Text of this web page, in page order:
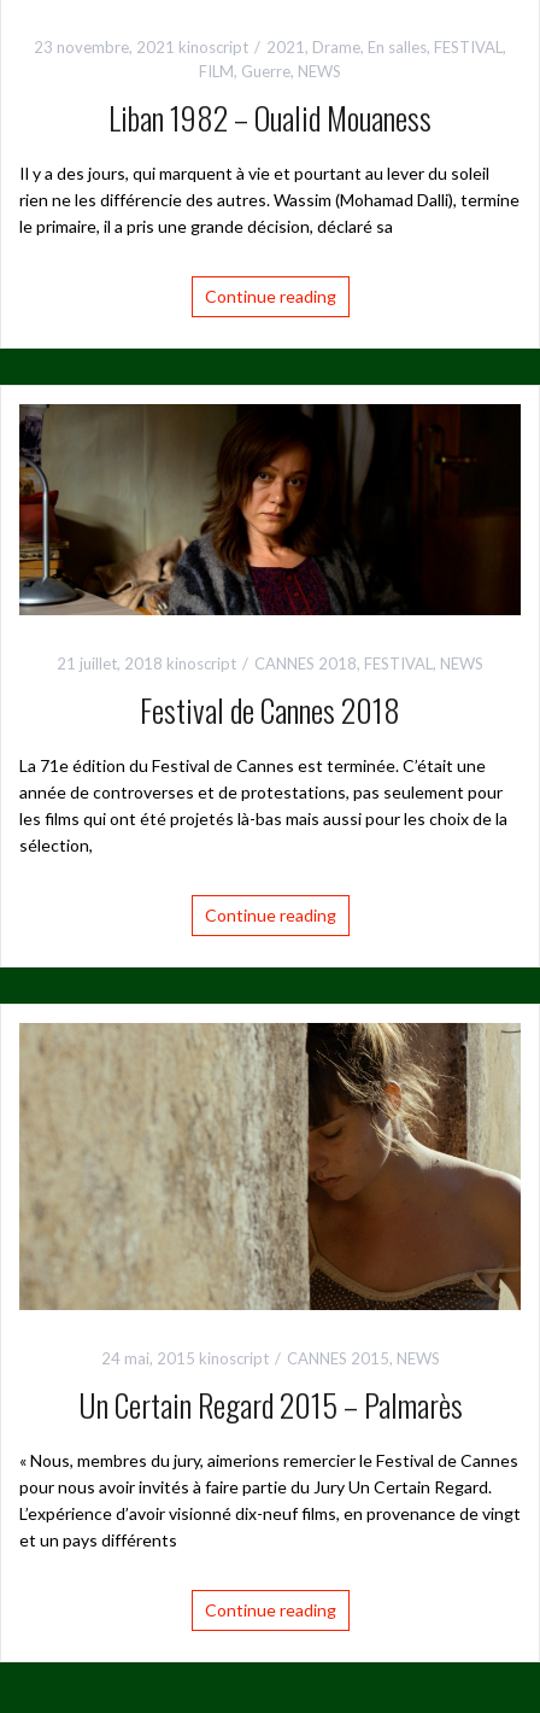
23 novembre, 2021 kinoscript 2021, Drame, En salles, FESTIVAL,
FILM, Guerre, NEWS
Liban 1982 – Oualid Mouaness
Il y a des jours, qui marquent à vie et pourtant au lever du soleil
rien ne les différencie des autres. Wassim (Mohamad Dalli), termine
le primaire, il a pris une grande décision, déclaré sa
Continue reading
21 juillet, 2018 kinoscript CANNES 2018, FESTIVAL , NEWS
Festival de Cannes 2018
La 71e édition du Festival de Cannes est terminée. C’était une
année de controverses et de protestations, pas seulement pour
les films qui ont été projetés là-bas mais aussi pour les choix de la
sélection,
Continue reading
24 mai, 2015 kinoscript CANNES 2015, NEWS
Un Certain Regard 2015 – Palmarès
« Nous, membres du jury, aimerions remercier le Festival de Cannes
pour nous avoir invités à faire partie du Jury Un Certain Regard.
L’expérience d’avoir visionné dix-neuf films, en provenance de vingt
et un pays différents
Continue reading